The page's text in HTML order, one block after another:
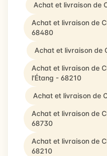
Achat et livraison de
Achat et livraison de
68480
Achat et livraison de
Achat et livraison de
l'Étang - 68210
Achat et livraison de
Achat et livraison de
68730
Achat et livraison de
68210